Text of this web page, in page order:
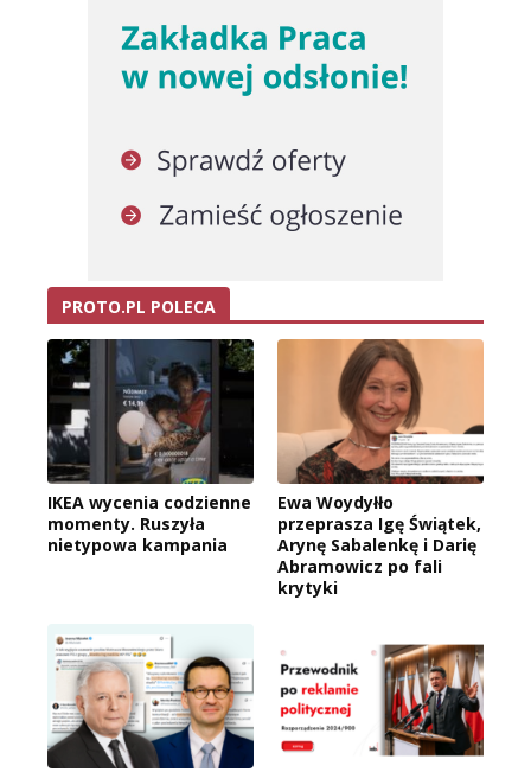
PROTO.PL POLECA
IKEA wycenia codzienne
momenty. Ruszyła
nietypowa kampania
Ewa Woydyłło
przeprasza Igę Świątek,
Arynę Sabalenkę i Darię
Abramowicz po fali
krytyki